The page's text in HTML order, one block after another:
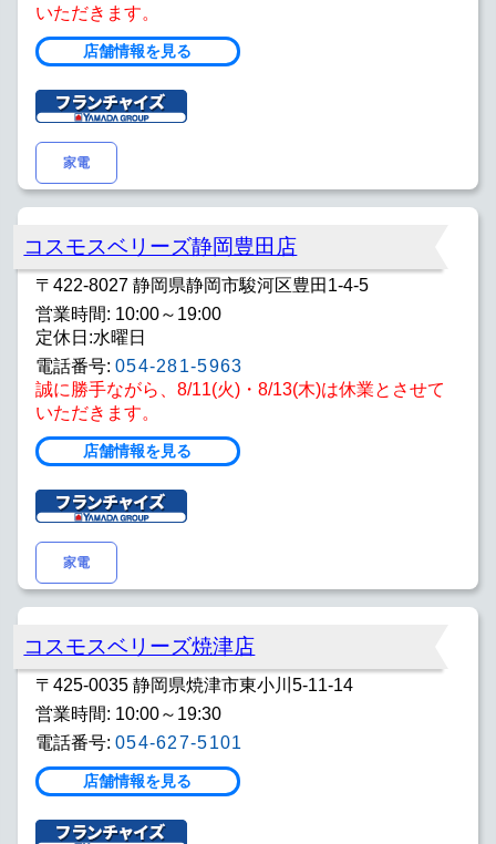
いただきます。
店舗情報を見る
家電
コスモスベリーズ静岡豊田店
〒422-8027 静岡県静岡市駿河区豊田1-4-5
営業時間: 10:00～19:00
定休日:水曜日
電話番号: 054-281-5963
誠に勝手ながら、8/11(火)・8/13(木)は休業とさせて
いただきます。
店舗情報を見る
家電
コスモスベリーズ焼津店
〒425-0035 静岡県焼津市東小川5-11-14
営業時間: 10:00～19:30
電話番号: 054-627-5101
店舗情報を見る